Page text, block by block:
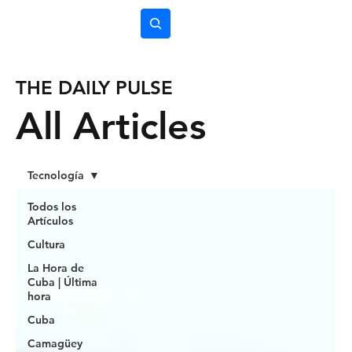
All Articles
THE DAILY PULSE
Todos los
Artículos
Cultura
La Hora de
Cuba | Última
hora
Cuba
Camagüey
Tecnología